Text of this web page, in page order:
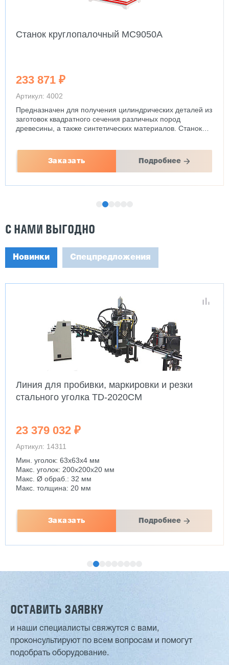
Станок круглопалочный MC9050A
233 871 ₽
Артикул: 4002
Предназначен для получения цилиндрических деталей из
заготовок квадратного сечения различных пород
древесины, а также синтетических материалов. Станок…
Заказать Подробнее
С НАМИ ВЫГОДНО
Новинки Спецпредложения
Линия для пробивки, маркировки и резки
стального уголка TD-2020CM
23 379 032 ₽
Артикул: 14311
Мин. уголок: 63x63x4 мм
Макс. уголок: 200x200x20 мм
Макс. Ø обраб.: 32 мм
Макс. толщина: 20 мм
Заказать Подробнее
Двухсторонний шипорез MX6015
ОСТАВИТЬ ЗАЯВКУ
и наши специалисты свяжутся с вами,
проконсультируют по всем вопросам и помогут
подобрать оборудование.